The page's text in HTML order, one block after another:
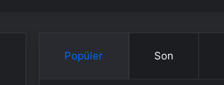
Popüler Son